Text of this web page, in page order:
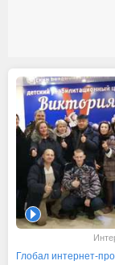
1
Глобал интернет-